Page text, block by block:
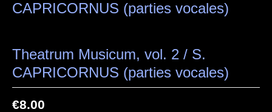
PANIER CONTACT MENTIONS LÉGALES
CAPRICORNUS (parties vocales)
Theatrum Musicum, vol. 2 / S.
CAPRICORNUS (parties vocales)
€8.00